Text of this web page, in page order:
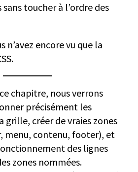
toucher à l’ordre des
n’avez encore vu que la
chapitre, nous verrons
précisément les
grille, créer de vraies zones
menu, contenu, footer), et
des lignes
zones nommées.